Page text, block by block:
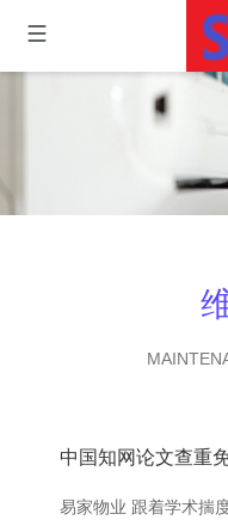
中国知网论文查重
易家物业 跟着学术揣